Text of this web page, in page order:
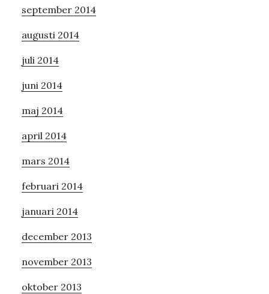
september 2014
augusti 2014
juli 2014
juni 2014
maj 2014
april 2014
mars 2014
februari 2014
januari 2014
december 2013
november 2013
oktober 2013